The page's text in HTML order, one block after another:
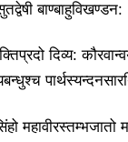
दिव्य:
महावीरस्तम्भजातो